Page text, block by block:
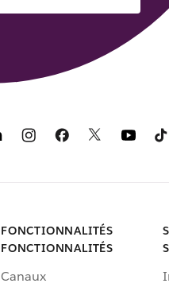
FONCTIONNALITÉS
FONCTIONNALITÉS
Canaux